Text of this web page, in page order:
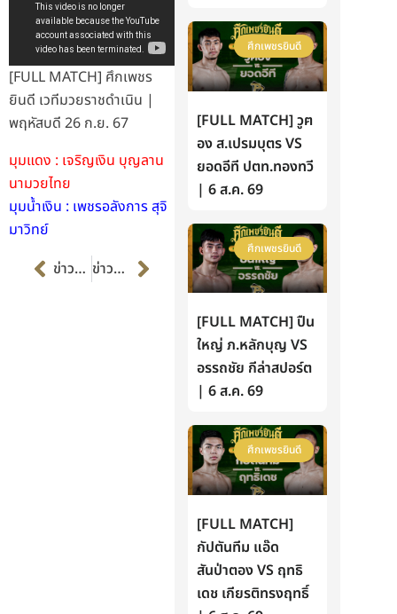
[FULL MATCH] ศึกเพชร
ยินดี เวทีมวยราชดำเนิน |
พฤหัสบดี 26 ก.ย. 67
มุมแดง : เจริญเงิน บุญลาน
นามวยไทย
มุมน้ำเงิน : เพชรอลังการ สุจิ
มาวิทย์
Prevข่าวก่อนหน้า ข่าวต่อไป Next
ศึกเพชรยินดี
[FULL MATCH] วูฅ
อง ส.เปรมบุตร VS
ยอดอีที ปตท.ทองทวี
| 6 ส.ค. 69
ศึกเพชรยินดี
[FULL MATCH] ปืน
ใหญ่ ภ.หลักบุญ VS
อรรถชัย กีล่าสปอร์ต
| 6 ส.ค. 69
ศึกเพชรยินดี
[FULL MATCH]
กัปตันทีม แอ๊ด
สันป่าตอง VS ฤทธิ
เดช เกียรติทรงฤทธิ์